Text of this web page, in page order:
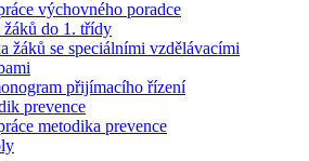
výchovného poradce
žáků do 1. třídy
žáků se speciálními vzdělávacími
přijímacího řízení
prevence
metodika prevence